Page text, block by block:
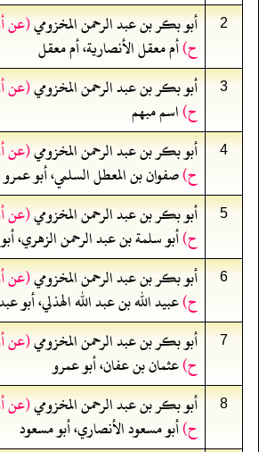
2 أبو بكر بن عبد الرحمن المخزومي(عن
ح)أم معقل الأنصارية، أم معقل
3 أبو بكر بن عبد الرحمن المخزومي(عن
ح)اسم مبهم
4 أبو بكر بن عبد الرحمن المخزومي(عن
ح)صفوان بن المعطل السلمي، أبو عمرو
5 أبو بكر بن عبد الرحمن المخزومي(عن
ح)أبو سلمة بن عبد الرحمن الزهري،
6 أبو بكر بن عبد الرحمن المخزومي(عن
ح)عبيد الله بن عبد الله الهذلي، أبو
7 أبو بكر بن عبد الرحمن المخزومي(عن
ح)عثمان بن عفان، أبو عمرو
8 أبو بكر بن عبد الرحمن المخزومي(عن
ح)أبو مسعود الأنصاري، أبو مسعود